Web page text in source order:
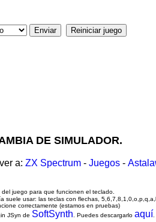
DE SIMULADOR.
a: ZX Spectrum - Juegos -
juego para que funcionen el teclado.
suele usar: las teclas con flechas,
correctamente (estamos en pruebas)
JSyn de SoftSynth . Puedes descargarlo aquí